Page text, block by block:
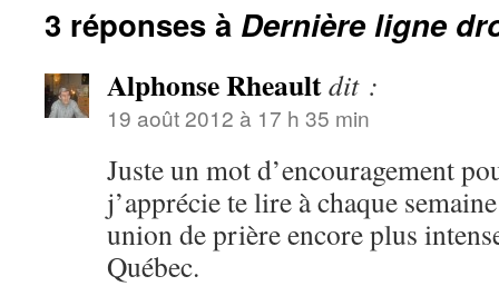
3 réponses à Dernière ligne
Alphonse Rheaultdit :
19 août 2012 à 17 h 35 min
Juste un mot d’encouragement
j’apprécie te lire à chaque
union de prière encore plus
Québec.